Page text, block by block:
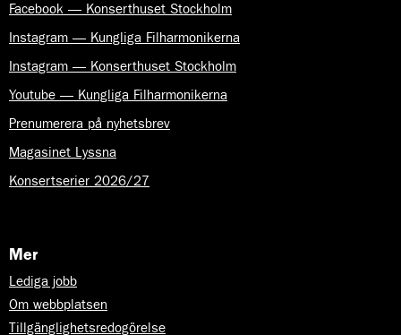
Facebook — Konserthuset Stockholm
Instagram — Kungliga Filharmonikerna
Instagram — Konserthuset Stockholm
Youtube — Kungliga Filharmonikerna
Prenumerera på nyhetsbrev
Magasinet Lyssna
Konsertserier 2026/27
Mer
Lediga jobb
Om webbplatsen
Tillgänglighetsredogörelse